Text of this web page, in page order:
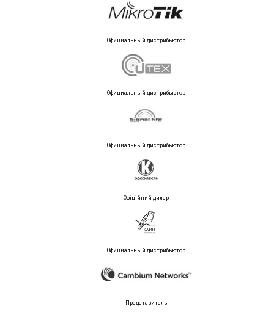
Официальный дистрибьютор
Официальный дистрибьютор
Официальный дистрибьютор
Офіційний дилер
Официальный дистрибьютор
Представитель